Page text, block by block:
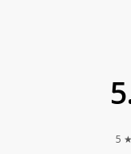
5 ★